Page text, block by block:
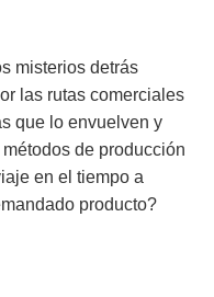
misterios detrás
las rutas comerciales
que lo envuelven y
de producción
en el tiempo a
producto?